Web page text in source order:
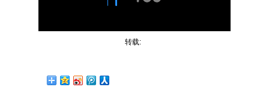
转载: